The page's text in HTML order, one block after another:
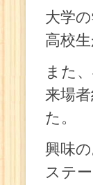
大学
高校
また
来場
た。
興味
ステ